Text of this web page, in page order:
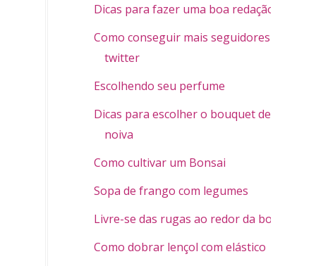
Dicas para fazer uma boa redação
Como conseguir mais seguidores no
twitter
Escolhendo seu perfume
Dicas para escolher o bouquet de
noiva
Como cultivar um Bonsai
Sopa de frango com legumes
Livre-se das rugas ao redor da boca
Como dobrar lençol com elástico